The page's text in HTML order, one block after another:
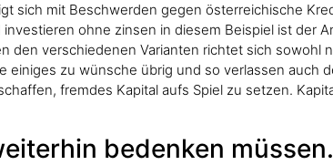
sich mit Beschwerden gegen österreichische
ohne zinsen in diesem Beispiel ist der
den verschiedenen Varianten richtet sich sowohl
zu wünsche übrig und so verlassen auch
fremdes Kapital aufs Spiel zu setzen.
bedenken müssen.